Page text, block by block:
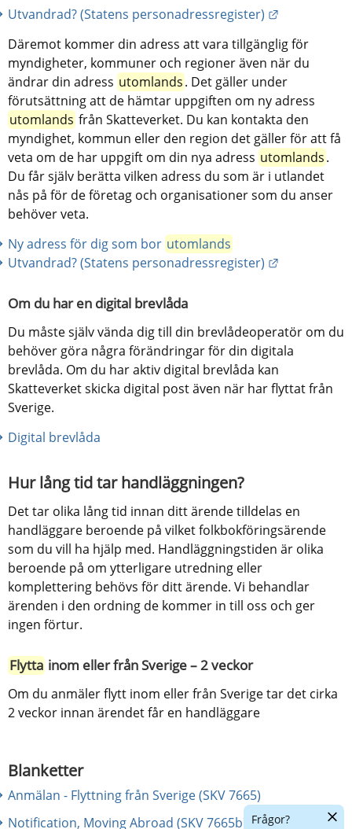
Utvandrad? (Statens personadressregister)
Däremot kommer din adress att vara tillgänglig för
myndigheter, kommuner och regioner även när du
ändrar din adress utomlands. Det gäller under
förutsättning att de hämtar uppgiften om ny adress
utomlands från Skatteverket. Du kan kontakta den
myndighet, kommun eller den region det gäller för att få
veta om de har uppgift om din nya adress utomlands.
Du får själv berätta vilken adress du som är i utlandet
nås på för de företag och organisationer som du anser
behöver veta.
Ny adress för dig som bor utomlands
Utvandrad? (Statens personadressregister)
Om du har en digital brevlåda
Du måste själv vända dig till din brevlådeoperatör om du
behöver göra några förändringar för din digitala
brevlåda. Om du har aktiv digital brevlåda kan
Skatteverket skicka digital post även när har flyttat från
Sverige.
Digital brevlåda
Hur lång tid tar handläggningen?
Det tar olika lång tid innan ditt ärende tilldelas en
handläggare beroende på vilket folkbokföringsärende
som du vill ha hjälp med. Handläggningstiden är olika
beroende på om ytterligare utredning eller
komplettering behövs för ditt ärende. Vi behandlar
ärenden i den ordning de kommer in till oss och ger
ingen förtur.
Flytta inom eller från Sverige – 2 veckor
Om du anmäler flytt inom eller från Sverige tar det cirka
2 veckor innan ärendet får en handläggare
Blanketter
Anmälan - Flyttning från Sverige (SKV 7665)
Notification, Moving Abroad (SKV 7665b) Frågor?
Dölj